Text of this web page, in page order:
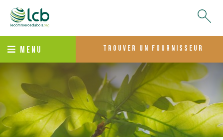
MENU trouver un fournisseur